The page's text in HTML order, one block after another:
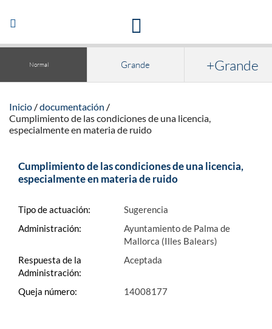
Abrir/Cerrar
navegación
Normal Grande +Grande
Inicio
documentación
Cumplimiento de las condiciones de una licencia,
especialmente en materia de ruido
Cumplimiento de las condiciones de una licencia,
especialmente en materia de ruido
Tipo de actuación:
Sugerencia
Administración:
Ayuntamiento de Palma de
Mallorca (Illes Balears)
Respuesta de la
Administración:
Aceptada
Queja número: 14008177